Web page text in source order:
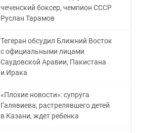
чеченский боксер, чемпион СССР
Руслан Тарамов
Тегеран обсудил Ближний Восток
с официальными лицами
Саудовской Аравии, Пакистана
и Ирака
«Плохие новости»: супруга
Галявиева, растрелявшего детей
в Казани, ждет ребенка